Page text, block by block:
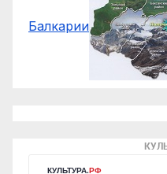
Балкарии